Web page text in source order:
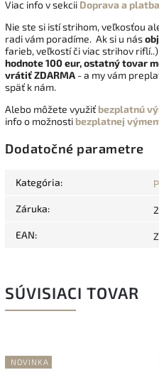
Viac info v sekcii Doprava a platba
Nie ste si istí strihom, veľkosťou
radi vám poradíme. Ak si u nás
farieb, veľkostí či viac strihov riflí..)
hodnote 100 eur, ostatný tovar
vrátiťZDARMA - a my vám
späť k nám.
Alebo môžete využiť bezplatnú
info o možnosti bezplatnej
Dodatočné parametre
Kategória:
Záruka:
EAN:
SÚVISIACI TOVAR
NOVINKA